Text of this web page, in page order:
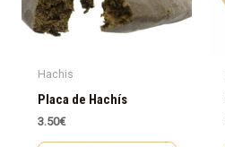
Hachis
Placa de Hachís
3.50€